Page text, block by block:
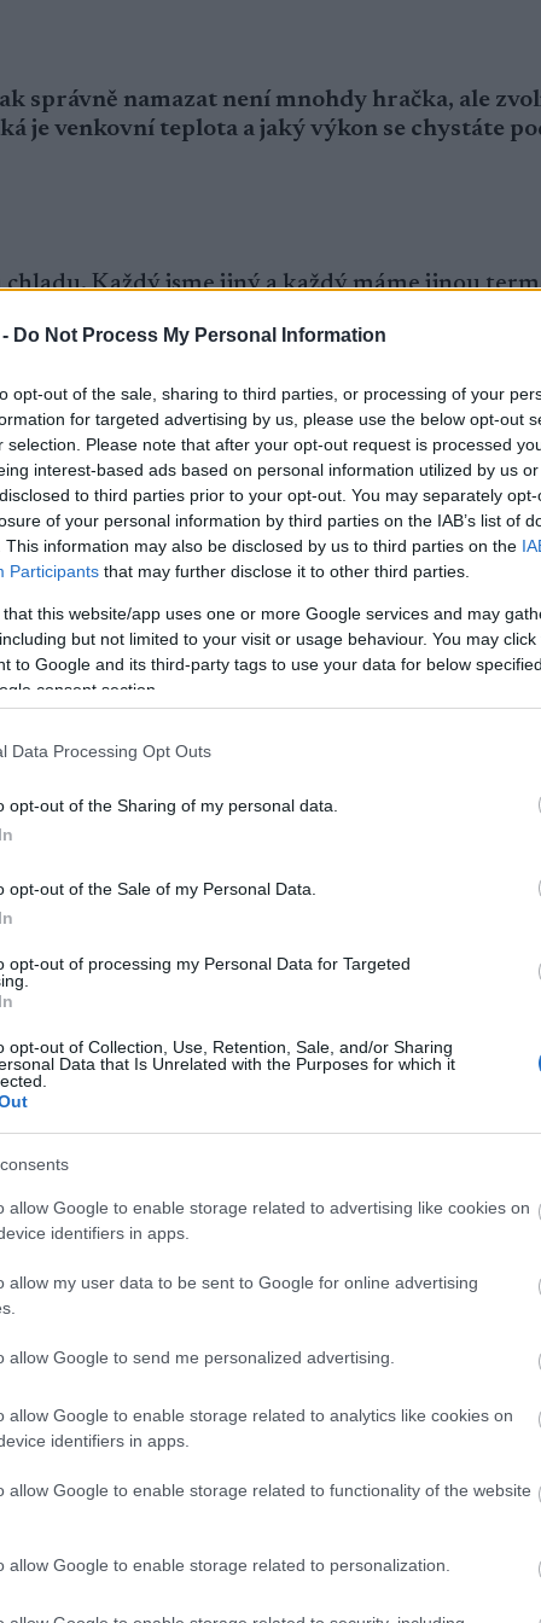
Do Not Process My Personal Information
opt-out of the sale, sharing to third parties, or processing of your
for targeted advertising by us, please use the below opt-out
selection. Please note that after your opt-out request is processed
interest-based ads based on personal information utilized by us
to third parties prior to your opt-out. You may separately
of your personal information by third parties on the IAB’s list of
This information may also be disclosed by us to third parties on the
Participants that may further disclose it to other third parties.
that this website/app uses one or more Google services and may
but not limited to your visit or usage behaviour. You may
to Google and its third-party tags to use your data for below
consent section.
Data Processing Opt Outs
opt-out of the Sharing of my personal data.
opt-out of the Sale of my Personal Data.
opt-out of processing my Personal Data for Targeted
opt-out of Collection, Use, Retention, Sale, and/or Sharing
Data that Is Unrelated with the Purposes for which it
allow Google to enable storage related to advertising like cookies on
identifiers in apps.
allow my user data to be sent to Google for online advertising
allow Google to send me personalized advertising.
allow Google to enable storage related to analytics like cookies on
identifiers in apps.
allow Google to enable storage related to functionality of the website
allow Google to enable storage related to personalization.
správně namazat není mnohdy hračka, ale
je venkovní teplota a jaký výkon se chystáte
Každý jsme jiný a každý máme jinou
oblečení pro různé úrovně výkonu a teplotní
komfort všem milovníkům bílé stopy.
CRAFT nabízí škálu 10 řád funkčního
záleží vždy na typu aktivity, intenzitě pohybu
řada funkčního prádla ACTIVE
skvělé funkční vlastnosti a sportovní
.(Craft Pace a Craft
Pace** a rozepínací kalhoty **CRAFT
s tímto sportem myslí opravdu vážně. S
každému detailu vznikl model
VentAir Wind, kterou využívá i švédský
STRATUM** jsou určeny pro opravdové
podmínkou! Nejlepší materiály, střih
areálů.
a částečná vodě odolnost membránou
.(Doplňky Craft pro běžecké
i vhodné doplňky. Zvlášť při vysoké
s logem CRAFT LIVIGNO PRINTED a
ze 100% merino vlny a špičové rukavice